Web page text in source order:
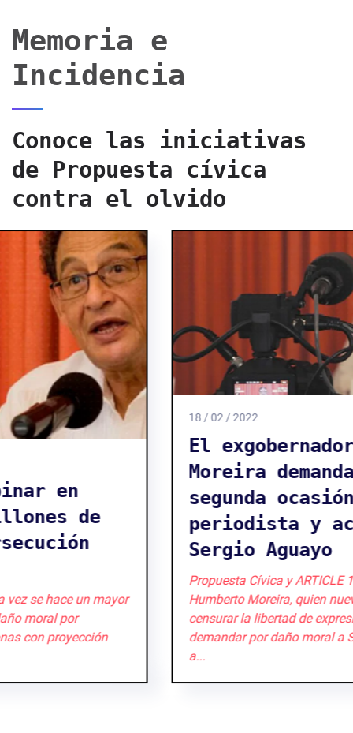
Memoria e
Incidencia
Conoce las iniciativas
de Propuesta cívica
contra el olvido
18 / 02 / 2022
El exgobernador Humberto
Moreira demanda por
segunda ocasión al
periodista y académico
Sergio Aguayo
Propuesta Cívica y ARTICLE 19 rechazan el actuar de
Humberto Moreira, quien nuevamente busca
censurar la libertad de expresión y vuelve a
demandar por daño moral a Sergio Aguayo, escritor,